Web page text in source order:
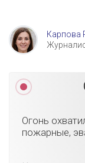
Карпова
Огонь
пожарные,